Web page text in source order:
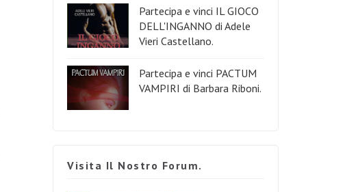
Partecipa e vinci IL GIOCO
DELL'INGANNO di Adele
Vieri Castellano.
Partecipa e vinci PACTUM
VAMPIRI di Barbara Riboni.
Visita Il Nostro Forum.